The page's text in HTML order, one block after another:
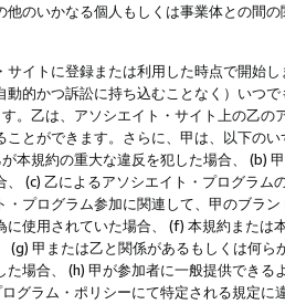
のいかなる個人もしくは事業体との間
イトに登録または利用した時点で開始
的かつ訴訟に持ち込むことなく）いつ
。乙は、アソシエイト・サイト上の乙
とができます。さらに、甲は、以下の
本規約の重大な違反を犯した場合、
(c) 乙によるアソシエイト・プログラ
プログラム参加に関連して、甲のブラ
使用されていた場合、 (f) 本規約また
(g) 甲または乙と関係があるもしくは何
た場合、 (h) 甲が参加者に一般提供でき
グラム・ポリシーにて特定される規定に